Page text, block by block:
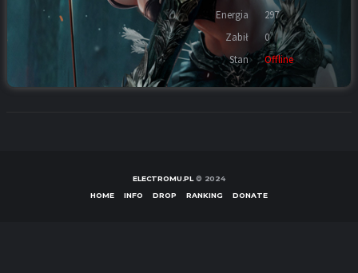
Energia
297
Zabił
0
Stan
Offline
ELECTROMU.PL © 2024
HOME
INFO DROP RANKING DONATE